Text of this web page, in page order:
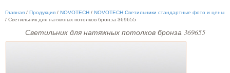
Главная / Продукция / NOVOTECH / NOVOTECH Светильники стандартные фото и цены
/ Светильник для натяжных потолков бронза 369655
Светильник для натяжных потолков бронза 369655